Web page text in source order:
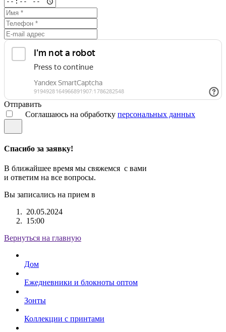
Отправить
Соглашаюсь на обработку персональных данных
Спасибо за заявку!
В ближайшее время мы свяжемся с вами
и ответим на все вопросы.
Вы записались на прием в
20.05.2024
15:00
Вернуться на главную
Дом
Ежедневники и блокноты оптом
Зонты
Коллекции с принтами